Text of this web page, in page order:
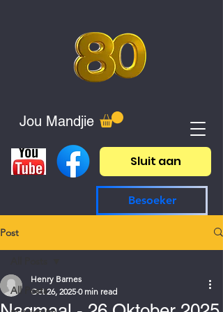
Jou Mandjie
Sluit aan
Besoeker
Post
All Posts
Henry Barnes
Oct 26, 2025 0 min read